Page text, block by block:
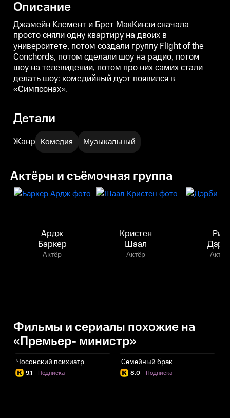
Описание
Джамейн Клемент и Брет МакКинзи сначала
просто сняли одну квартиру на двоих в
университете, потом создали группу Flight of the
Conchords, потом сделали шоу на радио, потом
шоу на телевидении, потом про них самих стали
делать шоу: комедийный дуэт появился в
«Симпсонах».
Детали
Жанр Комедия Музыкальный
Актёры и съёмочная группа
Ардж
Баркер
Актёр
Кристен
Шаал
Актёр
Риз
Актёр
Фильмы и сериалы похожие на
«Премьер- министр»
Чосонский психиатр
9.1 Подписка
·
Семейный брак
8.0 Подписка
·